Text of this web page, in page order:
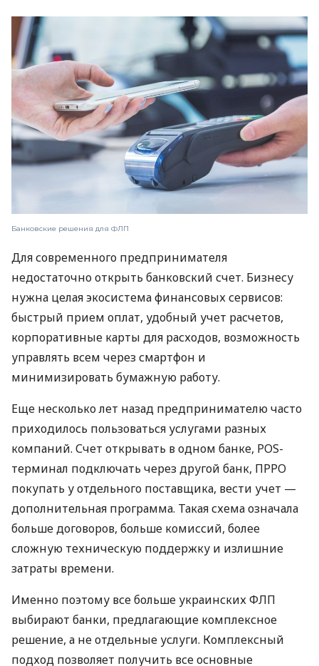
Банковские решения для ФЛП
Для современного предпринимателя
недостаточно открыть банковский счет. Бизнесу
нужна целая экосистема финансовых сервисов:
быстрый прием оплат, удобный учет расчетов,
корпоративные карты для расходов, возможность
управлять всем через смартфон и
минимизировать бумажную работу.
Еще несколько лет назад предпринимателю часто
приходилось пользоваться услугами разных
компаний. Счет открывать в одном банке, POS-
терминал подключать через другой банк, ПРРО
покупать у отдельного поставщика, вести учет —
дополнительная программа. Такая схема означала
больше договоров, больше комиссий, более
сложную техническую поддержку и излишние
затраты времени.
Именно поэтому все больше украинских ФЛП
выбирают банки, предлагающие комплексное
решение, а не отдельные услуги. Комплексный
подход позволяет получить все основные